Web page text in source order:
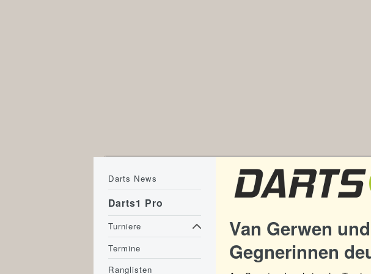
Van Gerwen
Gegnerinnen
Darts News
Darts1 Pro
Turniere
Termine
Ranglisten